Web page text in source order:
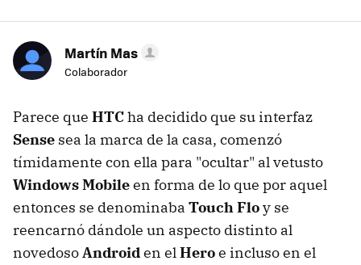
Martín Mas
Colaborador
Parece que HTCha decidido que su interfaz
Sense sea la marca de la casa, comenzó
tímidamente con ella para "ocultar" al vetusto
Windows Mobileen forma de lo que por aquel
entonces se denominaba Touch Floy se
reencarnó dándole un aspecto distinto al
novedosoAndroiden elHeroe incluso en el